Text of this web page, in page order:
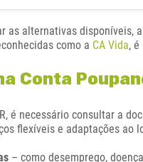
as alternativas disponíveis,
como a CA Vida,
Conta
é necessário consultar a
flexíveis e adaptações ao
– como desemprego,